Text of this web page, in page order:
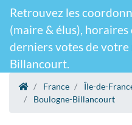
Retrouvez les
(maire & élus),
derniers votes de
Billancourt.
France Île-de-
Boulogne-Billancourt